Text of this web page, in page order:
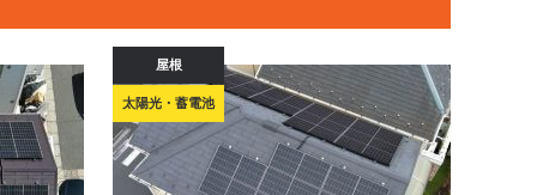
屋根
太陽光・蓄電池